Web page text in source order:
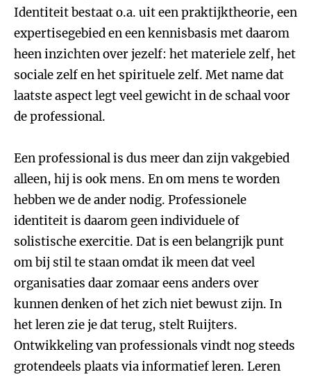
Identiteit bestaat o.a. uit een praktijktheorie, een
expertisegebied en een kennisbasis met daarom
heen inzichten over jezelf: het materiele zelf, het
sociale zelf en het spirituele zelf. Met name dat
laatste aspect legt veel gewicht in de schaal voor
de professional.
Een professional is dus meer dan zijn vakgebied
alleen, hij is ook mens. En om mens te worden
hebben we de ander nodig. Professionele
identiteit is daarom geen individuele of
solistische exercitie. Dat is een belangrijk punt
om bij stil te staan omdat ik meen dat veel
organisaties daar zomaar eens anders over
kunnen denken of het zich niet bewust zijn. In
het leren zie je dat terug, stelt Ruijters.
Ontwikkeling van professionals vindt nog steeds
grotendeels plaats via informatief leren. Leren